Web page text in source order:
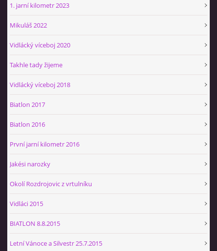
1. jarní kilometr 2023
Mikuláš 2022
Vidlácký víceboj 2020
Takhle tady žijeme
Vidlácký víceboj 2018
Biatlon 2017
Biatlon 2016
První jarní kilometr 2016
Jakési narozky
Okolí Rozdrojovic z vrtulníku
Vidláci 2015
BIATLON 8.8.2015
Letní Vánoce a Silvestr 25.7.2015